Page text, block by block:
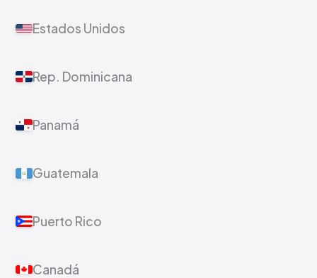
Estados Unidos
Rep. Dominicana
Panamá
Guatemala
Puerto Rico
Canadá